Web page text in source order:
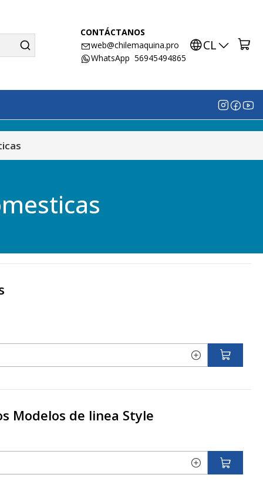
CONTÁCTANOS
web@chilemaquina.pro
WhatsApp 56945494865
CL
Modelos de linea Style